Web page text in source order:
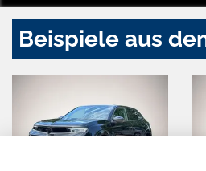
Beispiele aus